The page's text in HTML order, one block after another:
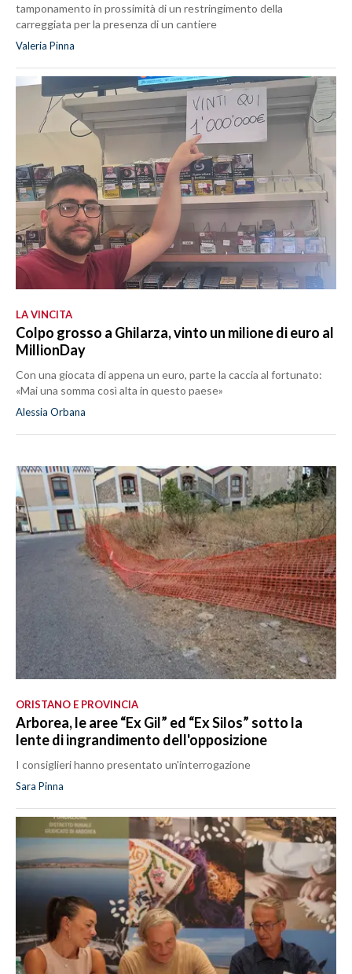
tamponamento in prossimità di un restringimento della
carreggiata per la presenza di un cantiere
Valeria Pinna
LA VINCITA
Colpo grosso a Ghilarza, vinto un milione di euro al
MillionDay
Con una giocata di appena un euro, parte la caccia al fortunato:
«Mai una somma così alta in questo paese»
Alessia Orbana
ORISTANO E PROVINCIA
Arborea, le aree “Ex Gil” ed “Ex Silos” sotto la
lente di ingrandimento dell'opposizione
I consiglieri hanno presentato un'interrogazione
Sara Pinna